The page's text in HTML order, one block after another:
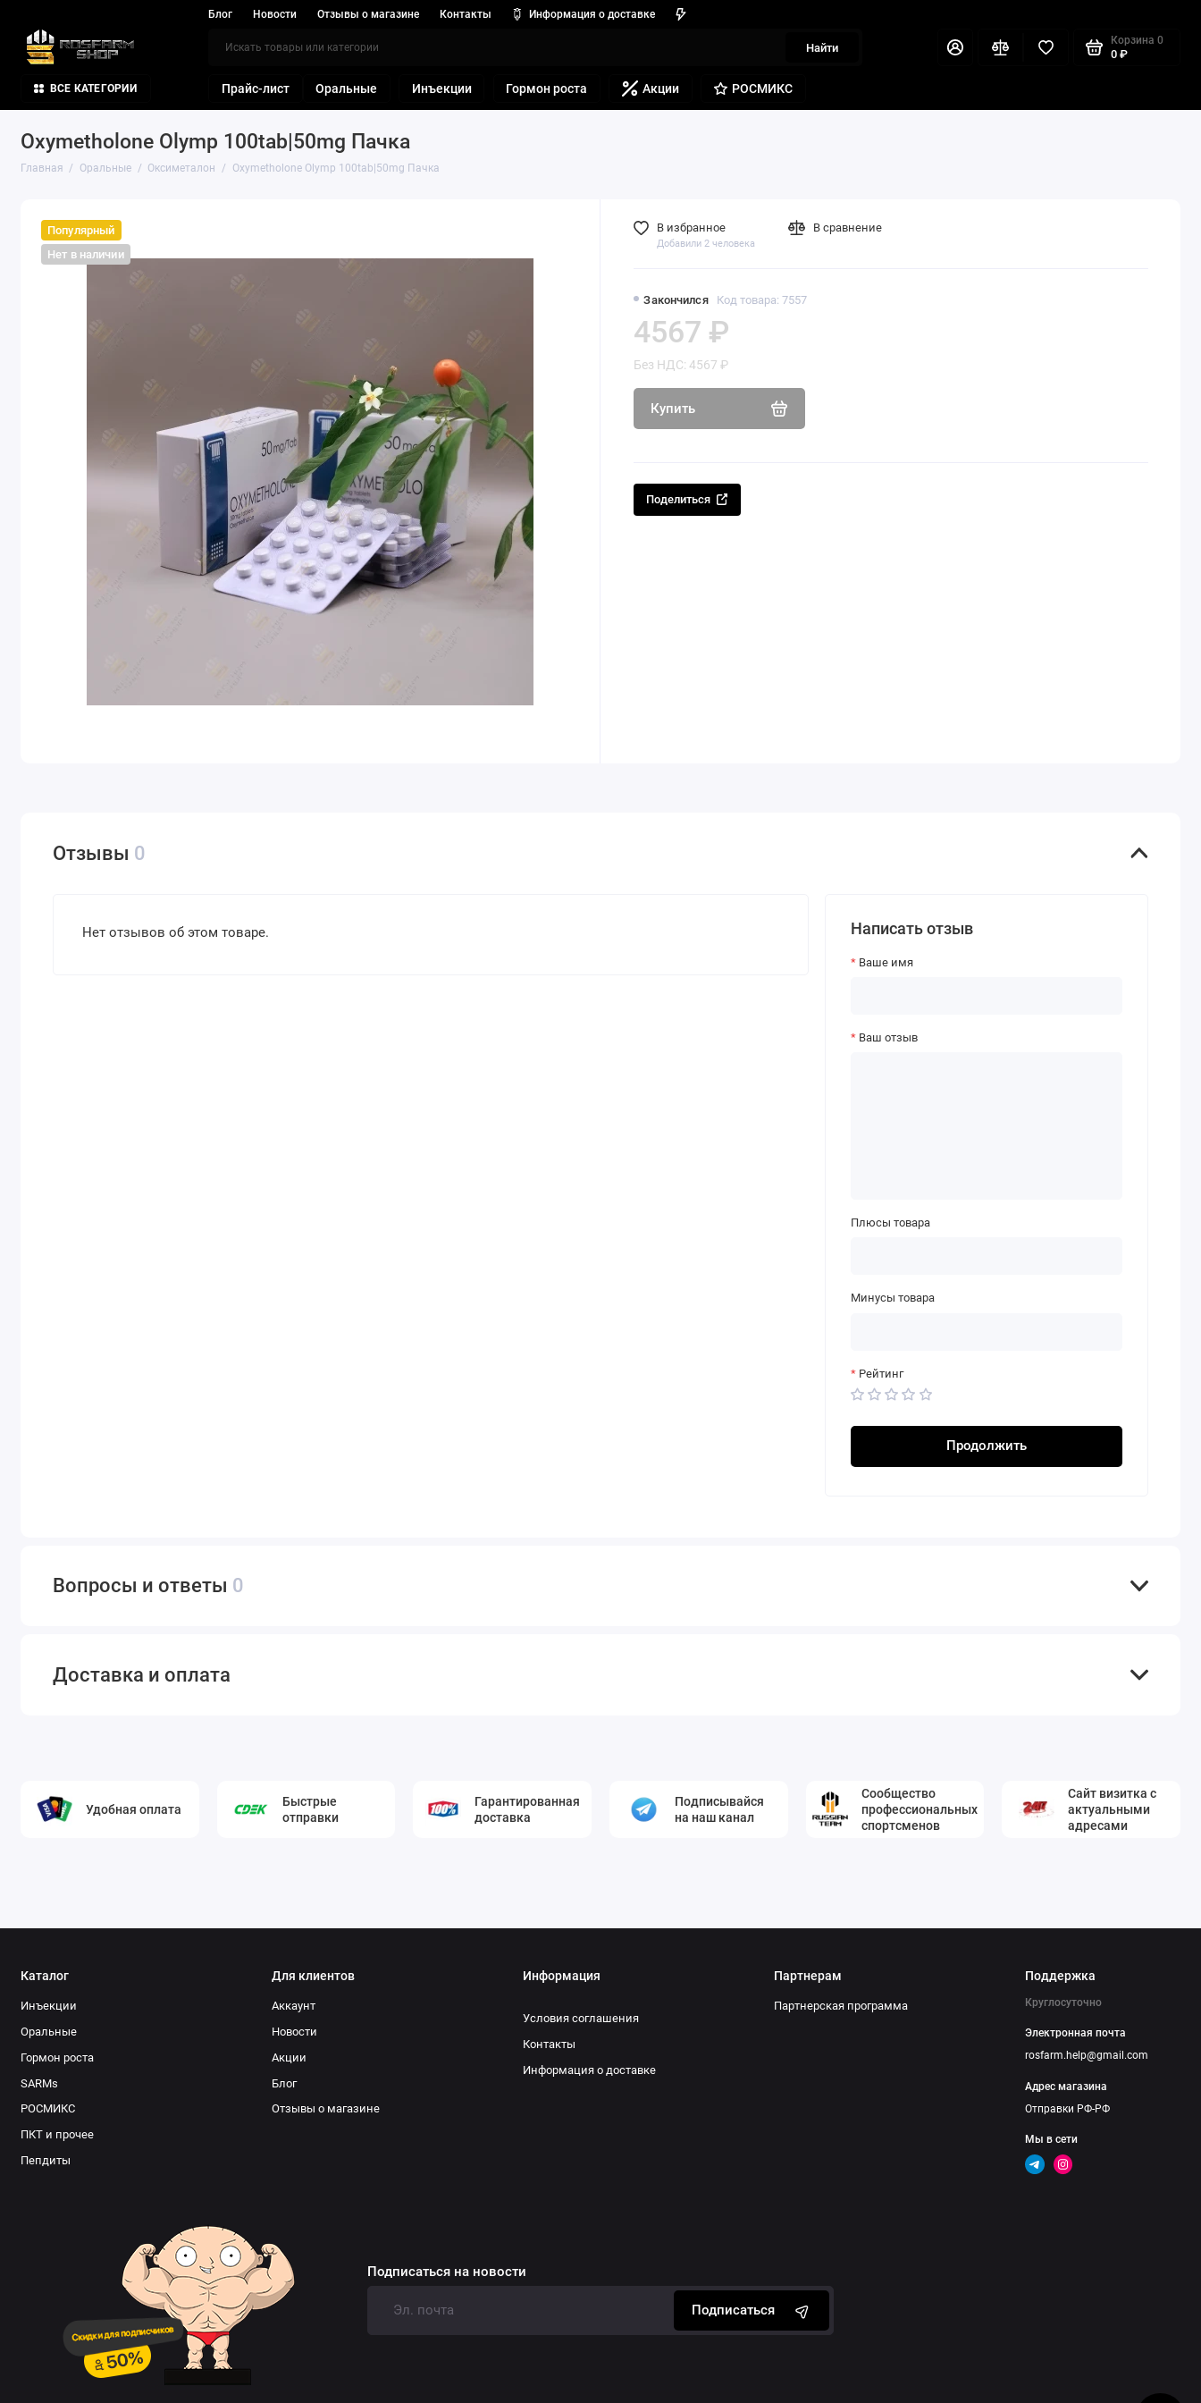
Блог Новости Отзывы о магазине Контакты Информация о доставке
Найти
Корзина 0
0 ₽
ВСЕ КАТЕГОРИИ Прайс-лист Оральные Инъекции Гормон роста Акции РОСМИКС
Oxymetholone Olymp 100tab|50mg Пачка
Главная Оральные Оксиметалон Oxymetholone Olymp 100tab|50mg Пачка
Популярный
Нет в наличии
Закончился Код товара: 7557
4567 ₽
Без НДС: 4567 ₽
Купить
В избранное
Добавили 2 человека
В сравнение
Поделиться
Отзывы 0
Нет отзывов об этом товаре. Написать отзыв
Ваше имя
Ваш отзыв
Плюсы товара
Минусы товара
Рейтинг
Продолжить
Вопросы и ответы 0
Доставка и оплата
Удобная оплата
Быстрые
отправки
Гарантированная
доставка
Подписывайся
на наш канал
Сообщество
профессиональных
спортсменов
Сайт визитка с
актуальными
адресами
Каталог
Инъекции
Оральные
Гормон роста
SARMs
РОСМИКС
ПКТ и прочее
Пепдиты
Для клиентов
Аккаунт
Новости
Акции
Блог
Отзывы о магазине
Информация
Условия соглашения
Контакты
Информация о доставке
Партнерам
Партнерская программа
Поддержка
Круглосуточно
Электронная почта
rosfarm.help@gmail.com
Адрес магазина
Отправки РФ-РФ
Мы в сети
Подписаться на новости
Подписаться